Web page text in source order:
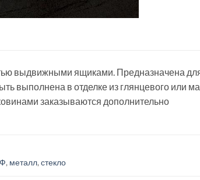
выдвижными ящиками. Предназначена
выполнена в отделке из глянцевого или
заказываются дополнительно
, металл,стекло